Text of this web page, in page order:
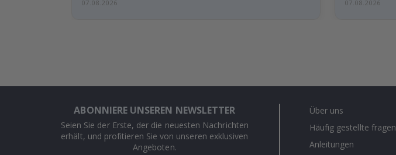
07.08.2026 07.08.2026
ABONNIERE UNSEREN NEWSLETTER
Seien Sie der Erste, der die neuesten Nachrichten
erhält, und profitieren Sie von unseren exklusiven
Angeboten.
Über uns
Häufig gestellte fragen
Anleitungen